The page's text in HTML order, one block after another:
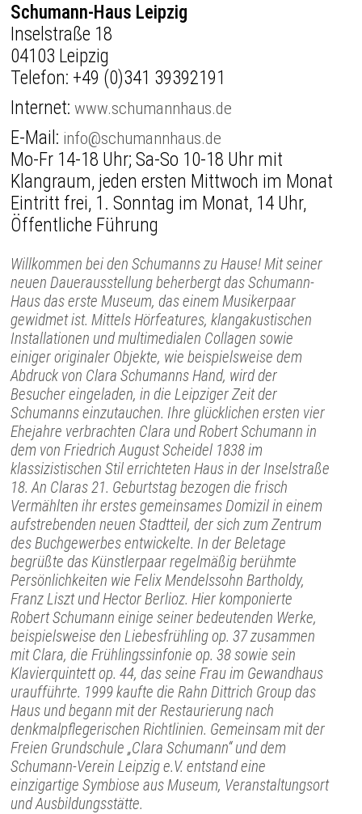
Schumann-Haus Leipzig
Inselstraße 18
04103 Leipzig
Telefon: +49 (0)341 39392191
Internet:www.schumannhaus.de
E-Mail: info@schumannhaus.de
Mo-Fr 14-18 Uhr; Sa-So 10-18 Uhr mit
Klangraum, jeden ersten Mittwoch im Monat
Eintritt frei, 1. Sonntag im Monat, 14 Uhr,
Öffentliche Führung
Willkommen bei den Schumanns zu Hause! Mit seiner
neuen Dauerausstellung beherbergt das Schumann-
Haus das erste Museum, das einem Musikerpaar
gewidmet ist. Mittels Hörfeatures, klangakustischen
Installationen und multimedialen Collagen sowie
einiger originaler Objekte, wie beispielsweise dem
Abdruck von Clara Schumanns Hand, wird der
Besucher eingeladen, in die Leipziger Zeit der
Schumanns einzutauchen. Ihre glücklichen ersten vier
Ehejahre verbrachten Clara und Robert Schumann in
dem von Friedrich August Scheidel 1838 im
klassizistischen Stil errichteten Haus in der Inselstraße
18. An Claras 21. Geburtstag bezogen die frisch
Vermählten ihr erstes gemeinsames Domizil in einem
aufstrebenden neuen Stadtteil, der sich zum Zentrum
des Buchgewerbes entwickelte. In der Beletage
begrüßte das Künstlerpaar regelmäßig berühmte
Persönlichkeiten wie Felix Mendelssohn Bartholdy,
Franz Liszt und Hector Berlioz. Hier komponierte
Robert Schumann einige seiner bedeutenden Werke,
beispielsweise den Liebesfrühling op. 37 zusammen
mit Clara, die Frühlingssinfonie op. 38 sowie sein
Klavierquintett op. 44, das seine Frau im Gewandhaus
uraufführte. 1999 kaufte die Rahn Dittrich Group das
Haus und begann mit der Restaurierung nach
denkmalpflegerischen Richtlinien. Gemeinsam mit der
Freien Grundschule „Clara Schumann“ und dem
Schumann-Verein Leipzig e.V. entstand eine
einzigartige Symbiose aus Museum, Veranstaltungsort
und Ausbildungsstätte.